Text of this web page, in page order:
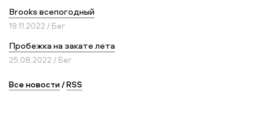
Brooks всепогодный
19.11.2022 / Бег
Пробежка на закате лета
25.08.2022 / Бег
Все новости/RSS